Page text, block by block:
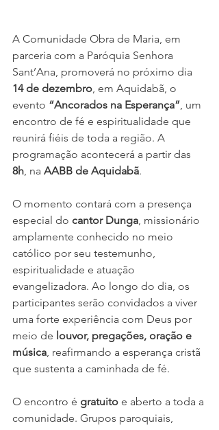
A Comunidade Obra de Maria, em
parceria com a Paróquia Senhora
Sant’Ana, promoverá no próximo dia
14 de dezembro, em Aquidabã, o
evento “Ancorados na Esperança”, um
encontro de fé e espiritualidade que
reunirá fiéis de toda a região. A
programação acontecerá a partir das
8h, na AABB de Aquidabã.
O momento contará com a presença
especial do cantor Dunga, missionário
amplamente conhecido no meio
católico por seu testemunho,
espiritualidade e atuação
evangelizadora. Ao longo do dia, os
participantes serão convidados a viver
uma forte experiência com Deus por
meio de louvor, pregações, oração e
música, reafirmando a esperança cristã
que sustenta a caminhada de fé.
O encontro é gratuito e aberto a toda a
comunidade. Grupos paroquiais,